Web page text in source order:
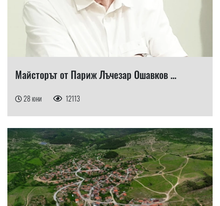
Майсторът от Париж Лъчезар Ошавков ...
28 юни 12113